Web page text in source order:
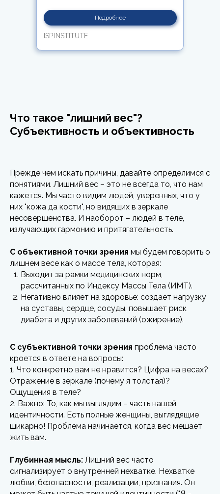
Подробнее
ISP.INSTITUTE
Что такое "лишний вес"?
Субъективность и объективность
Прежде чем искать причины, давайте определимся с
понятиями. Лишний вес – это не всегда то, что нам
кажется. Мы часто видим людей, уверенных, что у
них "кожа да кости", но видящих в зеркале
несовершенства. И наоборот – людей в теле,
излучающих гармонию и притягательность.
С объективной точки зрения мы будем говорить о
лишнем весе как о массе тела, которая:
Выходит за рамки медицинских норм,
рассчитанных по Индексу Массы Тела (ИМТ).
Негативно влияет на здоровье: создает нагрузку
на суставы, сердце, сосуды, повышает риск
диабета и других заболеваний (ожирение).
С субъективной точки зрения проблема часто
кроется в ответе на вопросы:
1. Что конкретно вам не нравится? Цифра на весах?
Отражение в зеркале (почему я толстая)?
Ощущения в теле?
2. Важно: То, как мы выглядим – часть нашей
идентичности. Есть полные женщины, выглядящие
шикарно! Проблема начинается, когда вес мешает
жить вам.
Глубинная мысль: Лишний вес часто
сигнализирует о внутренней нехватке. Нехватке
любви, безопасности, реализации, признания. Он